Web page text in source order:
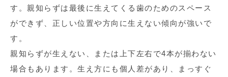
す。親知らずは最後に生えてくる歯のためのスペース
ができず、正しい位置や方向に生えない傾向が強いで
す。
親知らずが生えない、または上下左右で4本が揃わない
場合もあります。生え方にも個人差があり、まっすぐ